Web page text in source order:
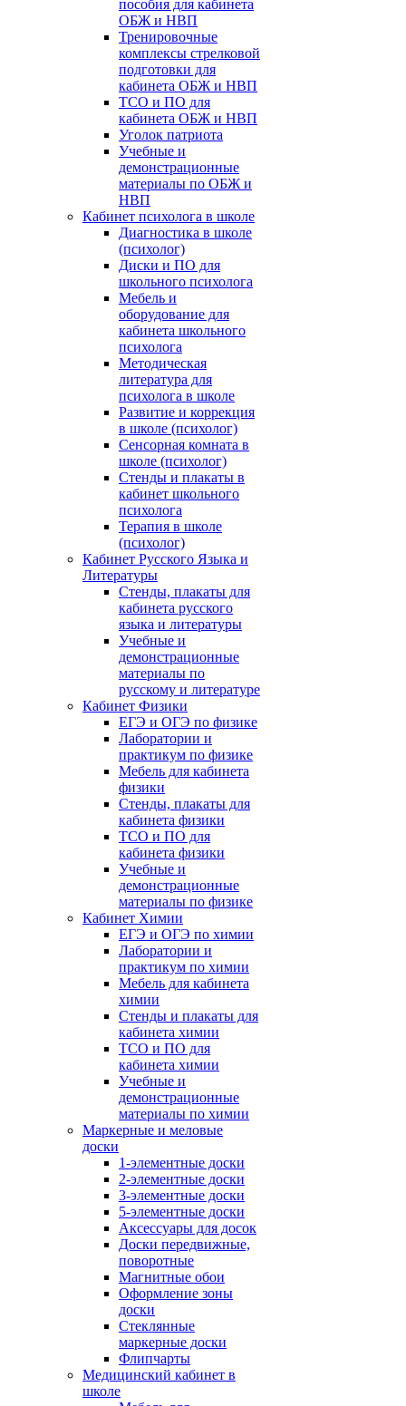
пособия для кабинета
ОБЖ и НВП
Тренировочные
комплексы стрелковой
подготовки для
кабинета ОБЖ и НВП
ТСО и ПО для
кабинета ОБЖ и НВП
Уголок патриота
Учебные и
демонстрационные
материалы по ОБЖ и
НВП
Кабинет психолога в школе
Диагностика в школе
(психолог)
Диски и ПО для
школьного психолога
Мебель и
оборудование для
кабинета школьного
психолога
Методическая
литература для
психолога в школе
Развитие и коррекция
в школе (психолог)
Сенсорная комната в
школе (психолог)
Стенды и плакаты в
кабинет школьного
психолога
Терапия в школе
(психолог)
Кабинет Русского Языка и
Литературы
Стенды, плакаты для
кабинета русского
языка и литературы
Учебные и
демонстрационные
материалы по
русскому и литературе
Кабинет Физики
ЕГЭ и ОГЭ по физике
Лаборатории и
практикум по физике
Мебель для кабинета
физики
Стенды, плакаты для
кабинета физики
ТСО и ПО для
кабинета физики
Учебные и
демонстрационные
материалы по физике
Кабинет Химии
ЕГЭ и ОГЭ по химии
Лаборатории и
практикум по химии
Мебель для кабинета
химии
Стенды и плакаты для
кабинета химии
ТСО и ПО для
кабинета химии
Учебные и
демонстрационные
материалы по химии
Маркерные и меловые
доски
1-элементные доски
2-элементные доски
3-элементные доски
5-элементные доски
Аксессуары для досок
Доски передвижные,
поворотные
Магнитные обои
Оформление зоны
доски
Стеклянные
маркерные доски
Флипчарты
Медицинский кабинет в
школе